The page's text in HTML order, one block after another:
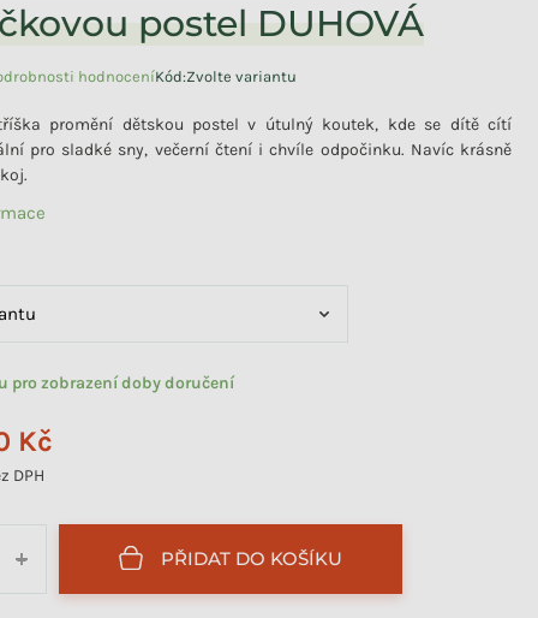
postel DUHOVÁ
hodnocení produktu je 0,0 z 5 hvězdiček.
hodnoceníKód:Zvolte variantu
Kč
DPH
pro zobrazení doby doručení
+ PŘIDAT DO KOŠÍKU
promění dětskou postel v útulný koutek, kde se dítě cítí
pro sladké sny, večerní čtení i chvíle odpočinku. Navíc krásně